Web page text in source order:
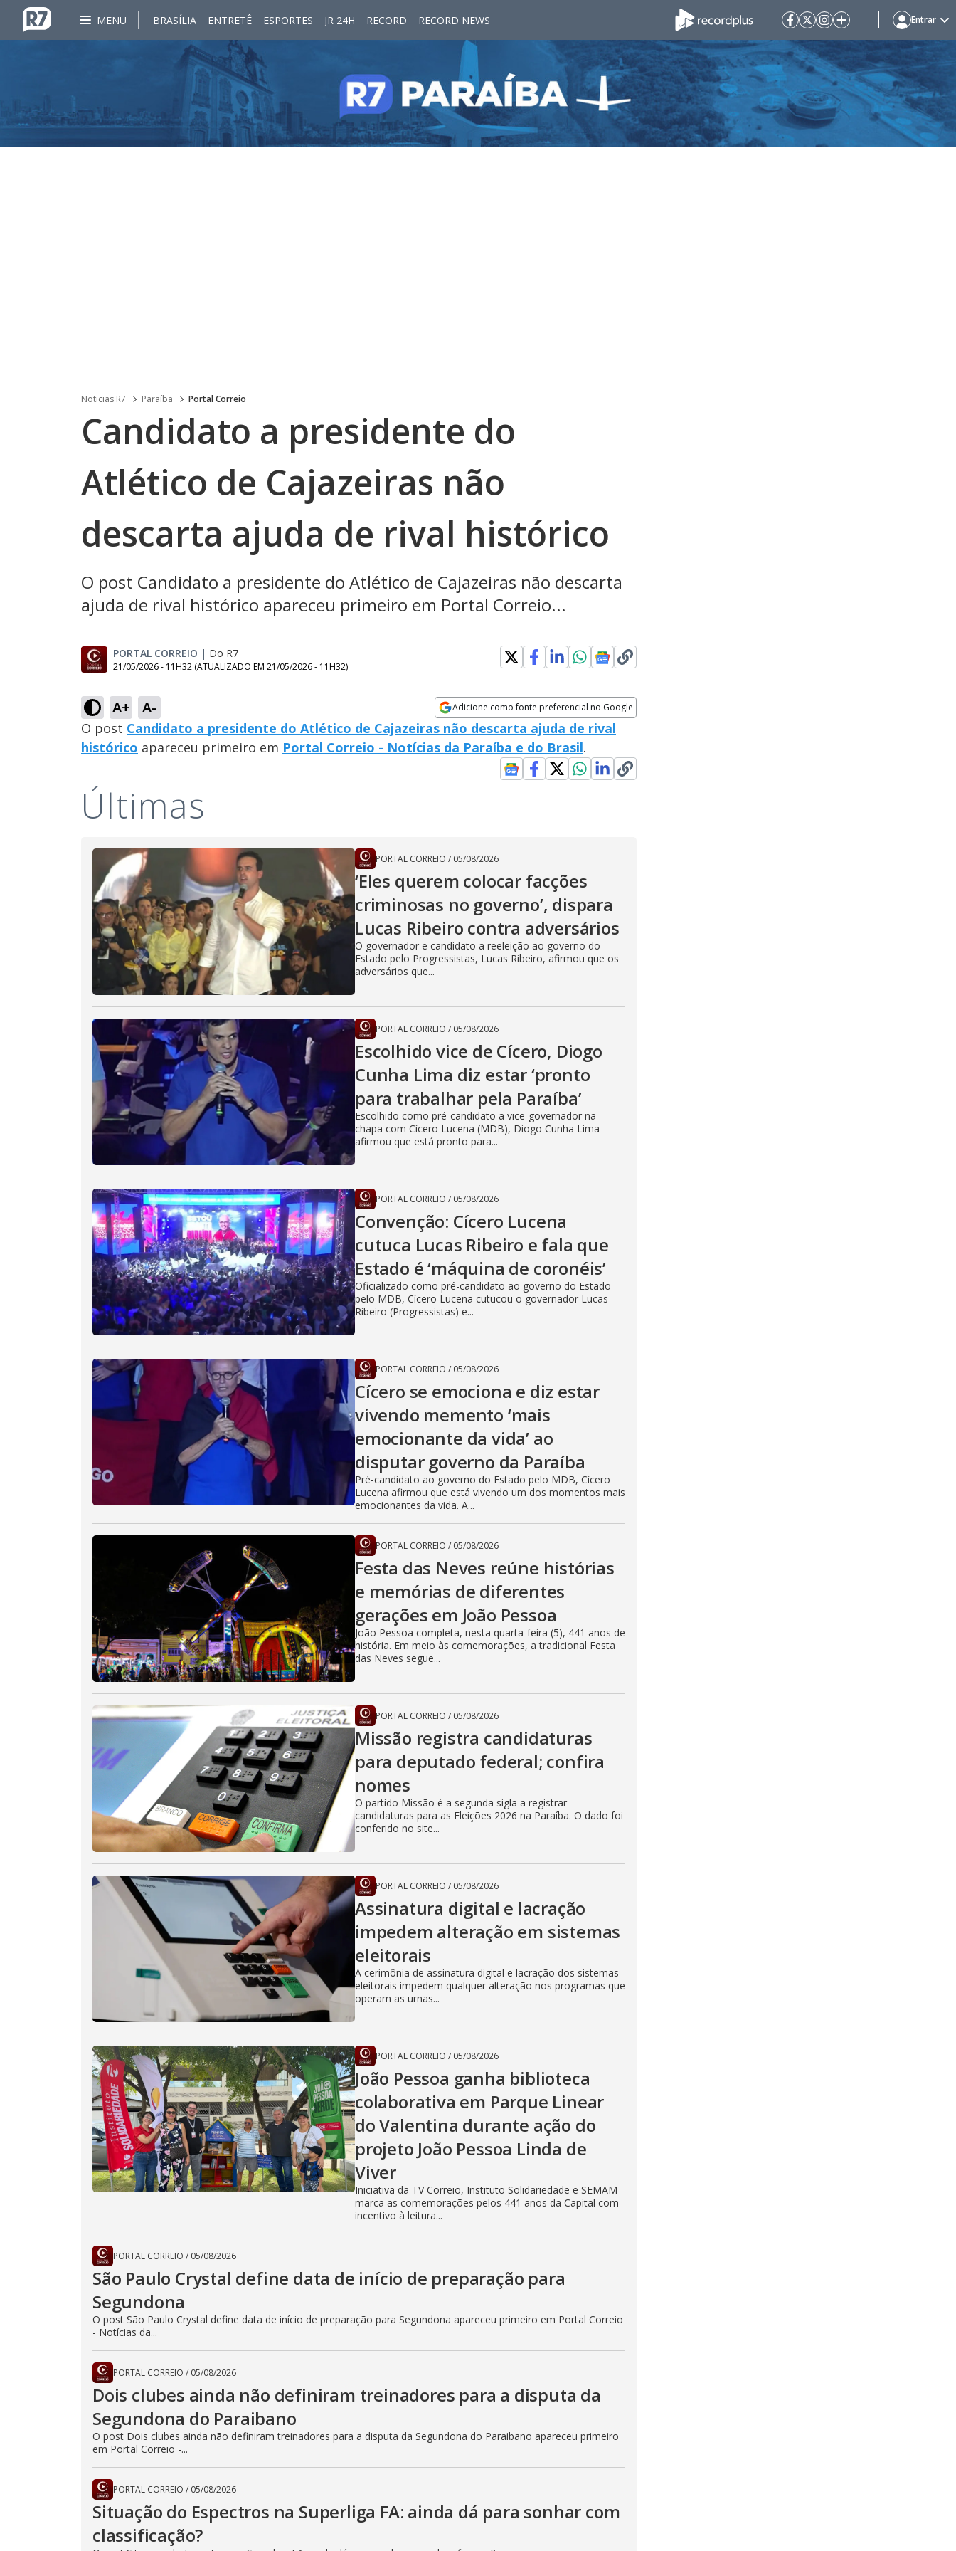
MENU BRASÍLIA ENTRETÊ ESPORTES JR 24H RECORD RECORD NEWS Entrar
Noticias R7 Paraíba Portal Correio
Candidato a presidente do
Atlético de Cajazeiras não
descarta ajuda de rival histórico
O post Candidato a presidente do Atlético de Cajazeiras não descarta
ajuda de rival histórico apareceu primeiro em Portal Correio...
PORTAL CORREIO | Do R7
21/05/2026 - 11H32 (ATUALIZADO EM 21/05/2026 - 11H32)
A+ A- Adicione como fonte preferencial no Google
Opens in new window
O post Candidato a presidente do Atlético de Cajazeiras não descarta ajuda de rival
histórico apareceu primeiro em Portal Correio - Notícias da Paraíba e do Brasil.
Últimas
PORTAL CORREIO / 05/08/2026
‘Eles querem colocar facções
criminosas no governo’, dispara
Lucas Ribeiro contra adversários
O governador e candidato a reeleição ao governo do
Estado pelo Progressistas, Lucas Ribeiro, afirmou que os
adversários que...
PORTAL CORREIO / 05/08/2026
Escolhido vice de Cícero, Diogo
Cunha Lima diz estar ‘pronto
para trabalhar pela Paraíba’
Escolhido como pré-candidato a vice-governador na
chapa com Cícero Lucena (MDB), Diogo Cunha Lima
afirmou que está pronto para...
PORTAL CORREIO / 05/08/2026
Convenção: Cícero Lucena
cutuca Lucas Ribeiro e fala que
Estado é ‘máquina de coronéis’
Oficializado como pré-candidato ao governo do Estado
pelo MDB, Cícero Lucena cutucou o governador Lucas
Ribeiro (Progressistas) e...
PORTAL CORREIO / 05/08/2026
Cícero se emociona e diz estar
vivendo memento ‘mais
emocionante da vida’ ao
disputar governo da Paraíba
Pré-candidato ao governo do Estado pelo MDB, Cícero
Lucena afirmou que está vivendo um dos momentos mais
emocionantes da vida. A...
PORTAL CORREIO / 05/08/2026
Festa das Neves reúne histórias
e memórias de diferentes
gerações em João Pessoa
João Pessoa completa, nesta quarta-feira (5), 441 anos de
história. Em meio às comemorações, a tradicional Festa
das Neves segue...
PORTAL CORREIO / 05/08/2026
Missão registra candidaturas
para deputado federal; confira
nomes
O partido Missão é a segunda sigla a registrar
candidaturas para as Eleições 2026 na Paraíba. O dado foi
conferido no site...
PORTAL CORREIO / 05/08/2026
Assinatura digital e lacração
impedem alteração em sistemas
eleitorais
A cerimônia de assinatura digital e lacração dos sistemas
eleitorais impedem qualquer alteração nos programas que
operam as urnas...
PORTAL CORREIO / 05/08/2026
João Pessoa ganha biblioteca
colaborativa em Parque Linear
do Valentina durante ação do
projeto João Pessoa Linda de
Viver
Iniciativa da TV Correio, Instituto Solidariedade e SEMAM
marca as comemorações pelos 441 anos da Capital com
incentivo à leitura...
PORTAL CORREIO / 05/08/2026
São Paulo Crystal define data de início de preparação para
Segundona
O post São Paulo Crystal define data de início de preparação para Segundona apareceu primeiro em Portal Correio
- Notícias da...
PORTAL CORREIO / 05/08/2026
Dois clubes ainda não definiram treinadores para a disputa da
Segundona do Paraibano
O post Dois clubes ainda não definiram treinadores para a disputa da Segundona do Paraibano apareceu primeiro
em Portal Correio -...
PORTAL CORREIO / 05/08/2026
Situação do Espectros na Superliga FA: ainda dá para sonhar com
classificação?